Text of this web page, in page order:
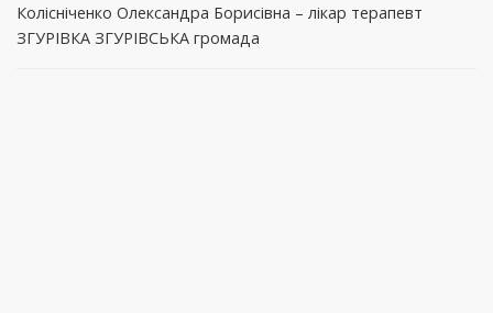
Колісніченко Олександра Борисівна – лікар терапевт
ЗГУРІВКА ЗГУРІВСЬКА громада